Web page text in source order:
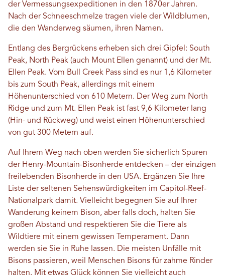
der Vermessungsexpeditionen in den 1870er Jahren.
Nach der Schneeschmelze tragen viele der Wildblumen,
die den Wanderweg säumen, ihren Namen.
Entlang des Bergrückens erheben sich drei Gipfel: South
Peak, North Peak (auch Mount Ellen genannt) und der Mt.
Ellen Peak. Vom Bull Creek Pass sind es nur 1,6 Kilometer
bis zum South Peak, allerdings mit einem
Höhenunterschied von 610 Metern. Der Weg zum North
Ridge und zum Mt. Ellen Peak ist fast 9,6 Kilometer lang
(Hin- und Rückweg) und weist einen Höhenunterschied
von gut 300 Metern auf.
Auf Ihrem Weg nach oben werden Sie sicherlich Spuren
der Henry-Mountain-Bisonherde entdecken – der einzigen
freilebenden Bisonherde in den USA. Ergänzen Sie Ihre
Liste der seltenen Sehenswürdigkeiten im Capitol-Reef-
Nationalpark damit. Vielleicht begegnen Sie auf Ihrer
Wanderung keinem Bison, aber falls doch, halten Sie
großen Abstand und respektieren Sie die Tiere als
Wildtiere mit einem gewissen Temperament. Dann
werden sie Sie in Ruhe lassen. Die meisten Unfälle mit
Bisons passieren, weil Menschen Bisons für zahme Rinder
halten. Mit etwas Glück können Sie vielleicht auch